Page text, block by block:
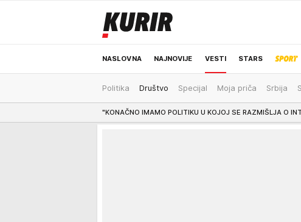
NASLOVNA NAJNOVIJE VESTI STARS
ODRŽIVA BUDUĆNOST REGION NEWS
Politika Društvo Specijal Moja priča Srbija
"KONAČNO IMAMO POLITIKU U KOJOJ SE RAZMIŠLJA O INTERESIMA